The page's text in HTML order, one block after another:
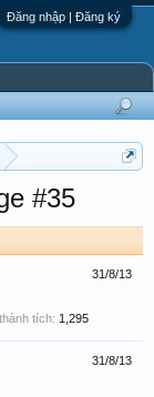
Đăng nhập | Đăng ký
tài lộc!
#35
31/8/13
tích: 1,295
31/8/13